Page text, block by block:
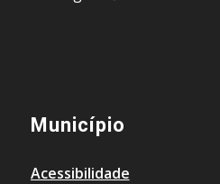
Município
Acessibilidade